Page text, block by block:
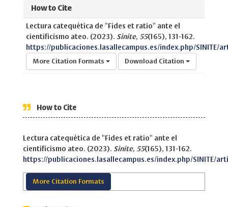
How to Cite
Lectura catequética de "Fides et ratio" ante el
cientificismo ateo. (2023). Sinite, 55(165), 131-162.
https://publicaciones.lasallecampus.es/index.php/SINITE/
More Citation Formats Download Citation
How to Cite
Lectura catequética de "Fides et ratio" ante el
cientificismo ateo. (2023). Sinite, 55(165), 131-162.
https://publicaciones.lasallecampus.es/index.php/SINITE/
More Citation Formats